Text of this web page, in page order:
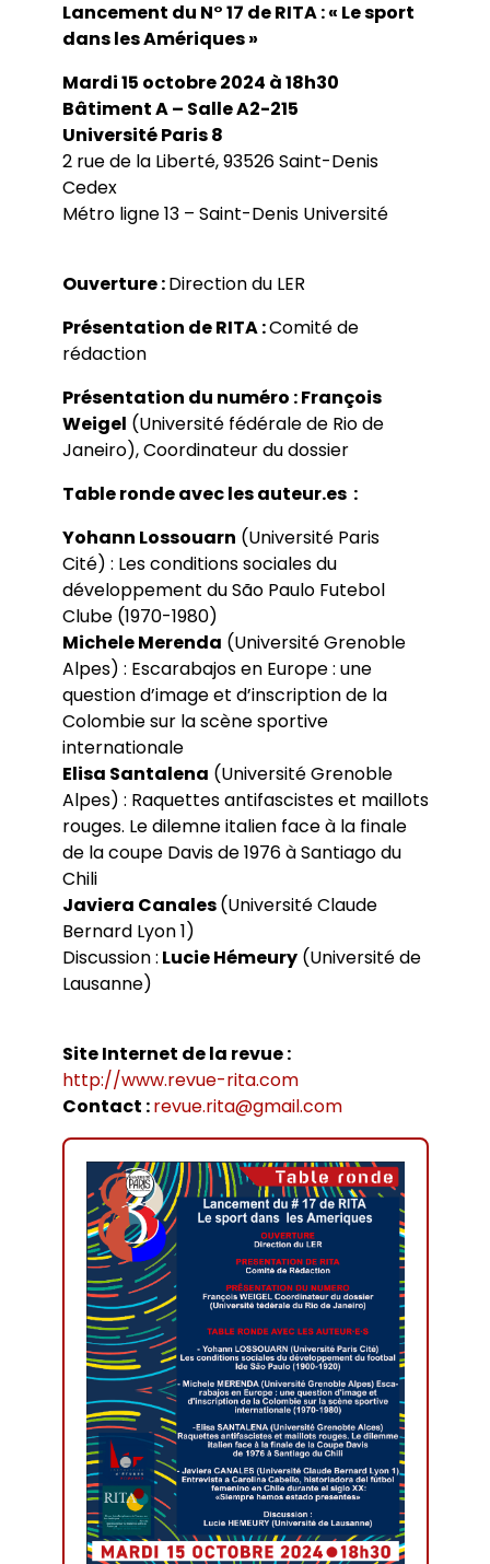
Agenda
Séminaires et conférences
Colloques
Soutenances de doctorat
Soutenances HDR
Les Revues du LER
Revue Pandora
Cuadernos LIRICO
Cahiers ALHIM
RITA
Publications
Ouvrages
Dossiers et numéros de revues
Thèses
Collection HAL
Le LER sur Vimeo
Lancement du N° 17 de RITA : « Le sport
dans les Amériques »
Mardi 15 octobre 2024 à 18h30
Bâtiment A – Salle A2-215
Université Paris 8
2 rue de la Liberté, 93526 Saint-Denis
Cedex
Métro ligne 13 – Saint-Denis Université
Ouverture :Direction du LER
Présentation de RITA :Comité de
rédaction
Présentation du numéro :François
Weigel (Université fédérale de Rio de
Janeiro), Coordinateur du dossier
Table ronde avec lesauteur.es :
Yohann Lossouarn (Université Paris
Cité) : Les conditions sociales du
développement du São Paulo Futebol
Clube (1970-1980)
Michele Merenda (Université Grenoble
Alpes) : Escarabajos en Europe : une
question d’image et d’inscription de la
Colombie sur la scène sportive
internationale
Elisa Santalena (Université Grenoble
Alpes) : Raquettes antifascistes et maillots
rouges. Le dilemne italien face à la finale
de la coupe Davis de 1976 à Santiago du
Chili
Javiera Canales(Université Claude
Bernard Lyon 1)
Discussion : Lucie Hémeury(Université de
Lausanne)
Site Internet de la revue :
http://www.revue-rita.com
Contact :revue.rita@gmail.com